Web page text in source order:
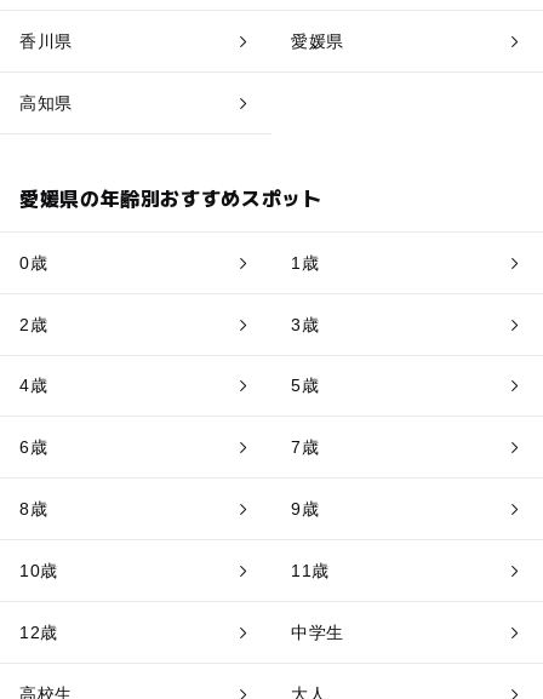
香川県 愛媛県
高知県
愛媛県の年齢別おすすめスポット
0歳 1歳
2歳 3歳
4歳 5歳
6歳 7歳
8歳 9歳
10歳 11歳
12歳 中学生
高校生 大人